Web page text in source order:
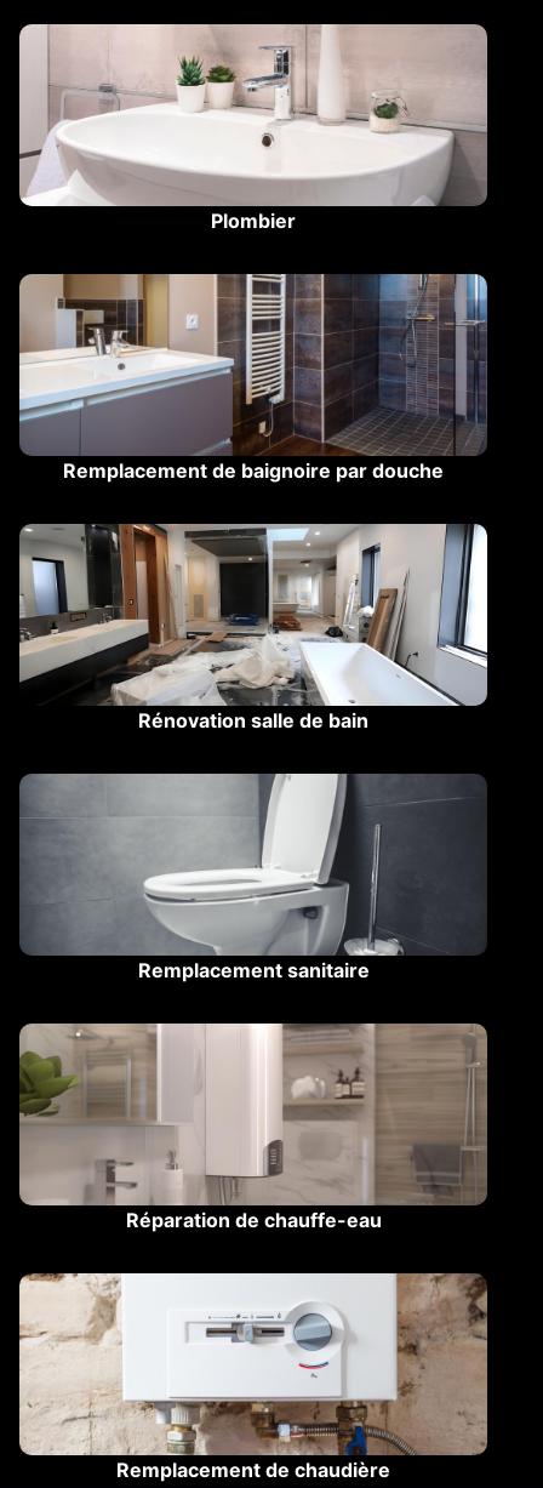
Plombier
Remplacement de baignoire par douche
Rénovation salle de bain
Remplacement sanitaire
Réparation de chauffe-eau
Remplacement de chaudière